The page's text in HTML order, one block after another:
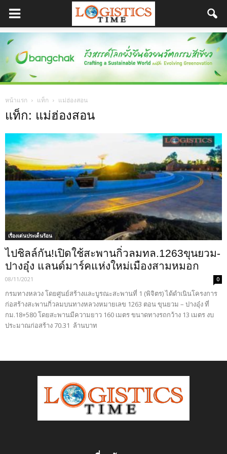
หน้าแรก แท็ก แม่ฮ่องสอน
แท็ก: แม่ฮ่องสอน
เรื่องเด่นประเด็นร้อน
ไปชิลล์กัน!เปิดใช้สะพานกิ่วลมทล.1263ขุนยวม-
ปางอุ๋ง แลนด์มาร์คแห่งใหม่เมืองสามหมอก
08/11/2021 0
กรมทางหลวง โดยศูนย์สร้างและบูรณะสะพานที่ 1 (พิจิตร) ได้ดำเนินโครงการ
ก่อสร้างสะพานกิ่วลมบนทางหลวงหมายเลข 1263 ตอน ขุนยวม – ปางอุ๋ง ที่
กม.18+580 โดยสะพานมีความยาว 160 เมตร ขนาดทางรถกว้าง 13 เมตร งบ
ประมาณก่อสร้าง 70.31 ล้านบาท